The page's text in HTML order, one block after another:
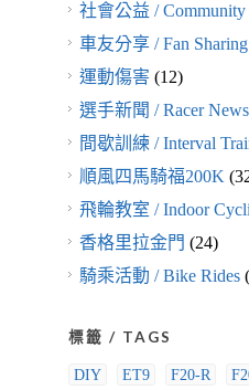
社會公益 / Community
車友分享 / Fan Sharing
運動傷害(12)
選手新聞 / Racer News
間歇訓練 / Interval
順風四馬騎福200K
飛輪教室 / Indoor
香格里拉金門 (24)
騎乘活動 / Bike Rides
標籤 / TAGS
DIY ET9 F20-R